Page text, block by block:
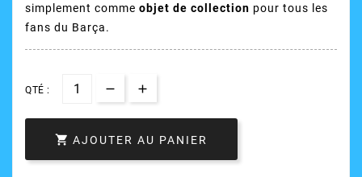
simplement comme objet de collection pour tous les
fans du Barça.
QTÉ :
 AJOUTER AU PANIER